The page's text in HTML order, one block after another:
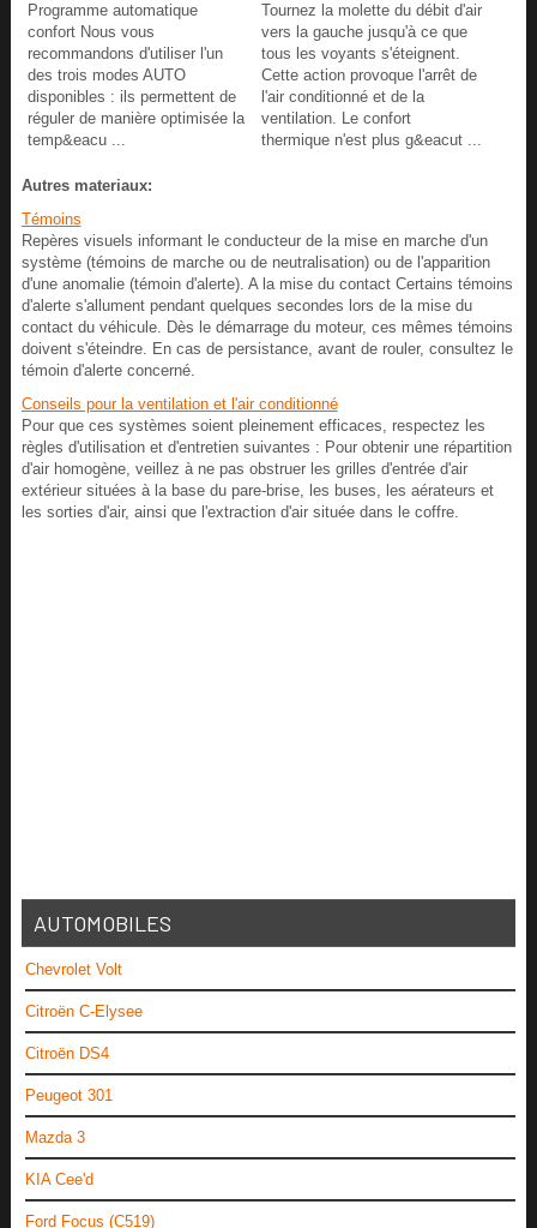
Programme automatique
confort Nous vous
recommandons d'utiliser l'un
des trois modes AUTO
disponibles : ils permettent de
réguler de manière optimisée la
temp&eacu ...
Tournez la molette du débit d'air
vers la gauche jusqu'à ce que
tous les voyants s'éteignent.
Cette action provoque l'arrêt de
l'air conditionné et de la
ventilation. Le confort
thermique n'est plus g&eacut ...
Autres materiaux:
Témoins
Repères visuels informant le conducteur de la mise en marche d'un
système (témoins de marche ou de neutralisation) ou de l'apparition
d'une anomalie (témoin d'alerte). A la mise du contact Certains témoins
d'alerte s'allument pendant quelques secondes lors de la mise du
contact du véhicule. Dès le démarrage du moteur, ces mêmes témoins
doivent s'éteindre. En cas de persistance, avant de rouler, consultez le
témoin d'alerte concerné.
Conseils pour la ventilation et l'air conditionné
Pour que ces systèmes soient pleinement efficaces, respectez les
règles d'utilisation et d'entretien suivantes : Pour obtenir une répartition
d'air homogène, veillez à ne pas obstruer les grilles d'entrée d'air
extérieur situées à la base du pare-brise, les buses, les aérateurs et
les sorties d'air, ainsi que l'extraction d'air située dans le coffre.
AUTOMOBILES
Chevrolet Volt
Citroën C-Elysee
Citroën DS4
Peugeot 301
Mazda 3
KIA Cee'd
Ford Focus (C519)